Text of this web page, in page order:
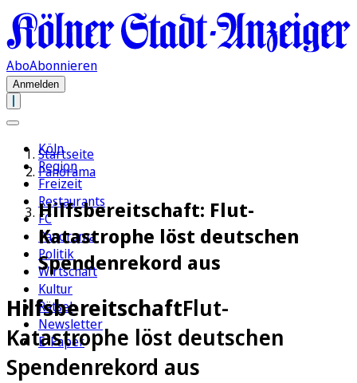
AboAbonnieren
Anmelden
Köln
Region
Freizeit
Restaurants
FC
Panorama
Politik
Wirtschaft
Kultur
Rätsel
Newsletter
E-Paper
Startseite
Panorama
Hilfsbereitschaft: Flut-
Katastrophe löst deutschen
Spendenrekord aus
HilfsbereitschaftFlut-
Katastrophe löst deutschen
Spendenrekord aus